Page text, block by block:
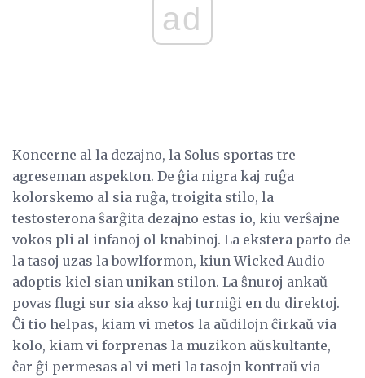
ad
Koncerne al la dezajno, la Solus sportas tre
agreseman aspekton. De ĝia nigra kaj ruĝa
kolorskemo al sia ruĝa, troigita stilo, la
testosterona ŝarĝita dezajno estas io, kiu verŝajne
vokos pli al infanoj ol knabinoj. La ekstera parto de
la tasoj uzas la bowlformon, kiun Wicked Audio
adoptis kiel sian unikan stilon. La ŝnuroj ankaŭ
povas flugi sur sia akso kaj turniĝi en du direktoj.
Ĉi tio helpas, kiam vi metos la aŭdilojn ĉirkaŭ via
kolo, kiam vi forprenas la muzikon aŭskultante,
ĉar ĝi permesas al vi meti la tasojn kontraŭ via